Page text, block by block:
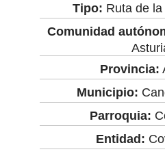
Tipo: Ruta de
Comunidad
Provincia:
Municipio:
Parroquia:
Entidad: